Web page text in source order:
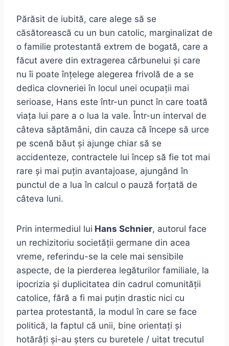
Părăsit de iubită, care alege să se
căsătorească cu un bun catolic, marginalizat de
o familie protestantă extrem de bogată, care a
făcut avere din extragerea cărbunelui și care
nu îi poate înțelege alegerea frivolă de a se
dedica clovneriei în locul unei ocupații mai
serioase, Hans este într-un punct în care toată
viața lui pare a o lua la vale. Într-un interval de
câteva săptămâni, din cauza că începe să urce
pe scenă băut și ajunge chiar să se
accidenteze, contractele lui încep să fie tot mai
rare și mai puțin avantajoase, ajungând în
punctul de a lua în calcul o pauză forțată de
câteva luni.
Prin intermediul lui Hans Schnier, autorul face
un rechizitoriu societății germane din acea
vreme, referindu-se la cele mai sensibile
aspecte, de la pierderea legăturilor familiale, la
ipocrizia și duplicitatea din cadrul comunității
catolice, fără a fi mai puțin drastic nici cu
partea protestantă, la modul în care se face
politică, la faptul că unii, bine orientați și
hotărâți și-au șters cu buretele / uitat trecutul